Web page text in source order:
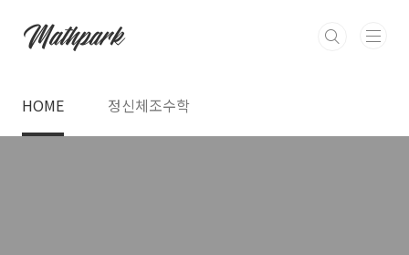
HOME 정신체조수학